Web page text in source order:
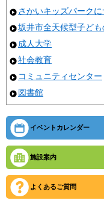
さかいキッズパークに
坂井市全天候型子ど
成人大学
社会教育
コミュニティセンター
図書館
イベントカレンダー
施設案内
よくあるご質問